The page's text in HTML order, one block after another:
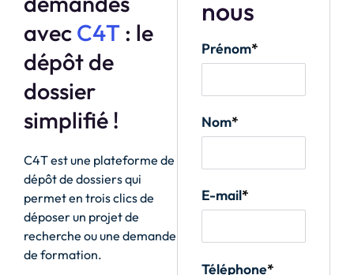
avecC4T: le
dépôt de
dossier
simplifié !
C4T est une plateforme de
dépôt de dossiers qui
permet en trois clics de
déposer un projet de
recherche ou une demande
de formation.
nous
Prénom*
Nom*
E-mail*
Téléphone*